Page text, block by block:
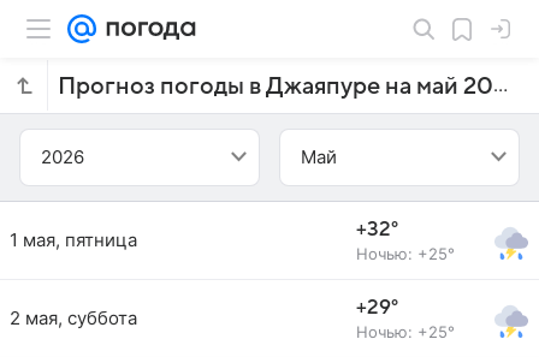
Прогноз погоды в Джаяпуре на май 2026 года
2026 Май
1 мая, пятница +32°
Ночью: +25°
2 мая, суббота +29°
Ночью: +25°